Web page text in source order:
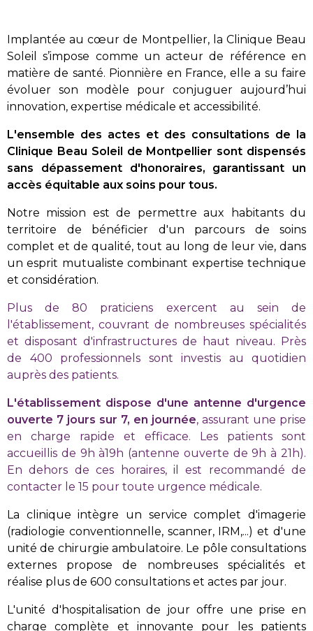
Implantée au cœur de Montpellier, la Clinique Beau
Soleil s’impose comme un acteur de référence en
matière de santé. Pionnière en France, elle a su faire
évoluer son modèle pour conjuguer aujourd’hui
innovation, expertise médicale et accessibilité.
L'ensemble des actes et des consultations de la
Clinique Beau Soleil de Montpellier sont dispensés
sans dépassement d'honoraires, garantissant un
accès équitable aux soins pour tous.
Notre mission est de permettre aux habitants du
territoire de bénéficier d'un parcours de soins
complet et de qualité, tout au long de leur vie, dans
un esprit mutualiste combinant expertise technique
et considération.
Plus de 80 praticiens exercent au sein de
l'établissement, couvrant de nombreuses spécialités
et disposant d'infrastructures de haut niveau. Près
de 400 professionnels sont investis au quotidien
auprès des patients.
L'établissement dispose d'une antenne d'urgence
ouverte 7 jours sur 7, en journée, assurant une prise
en charge rapide et efficace. Les patients sont
accueillis de 9h à19h (antenne ouverte de 9h à 21h).
En dehors de ces horaires, il est recommandé de
contacter le 15 pour toute urgence médicale.
La clinique intègre un service complet d'imagerie
(radiologie conventionnelle, scanner, IRM,...) et d'une
unité de chirurgie ambulatoire. Le pôle consultations
externes propose de nombreuses spécialités et
réalise plus de 600 consultations et actes par jour.
L'unité d'hospitalisation de jour offre une prise en
charge complète et innovante pour les patients